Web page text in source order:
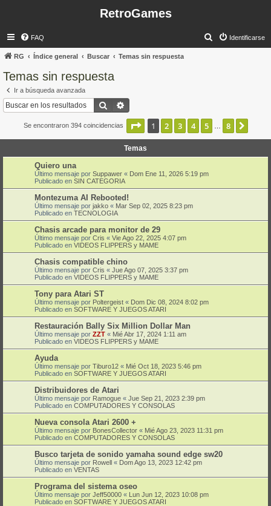
RetroGames
FAQ Identificarse
RG Índice general Buscar Temas sin respuesta
Temas sin respuesta
Ir a búsqueda avanzada
Buscar
Se encontraron 394 coincidencias Página de
1 2 3 4 5 8
Temas
Quiero una
Último mensaje por Suppawer « Dom Ene 11, 2026 5:19 pm
Publicado en SIN CATEGORIA
Montezuma AI Rebooted!
Último mensaje por jakko « Mar Sep 02, 2025 8:23 pm
Publicado en TECNOLOGIA
Chasis arcade para monitor de 29
Último mensaje por Cris « Vie Ago 22, 2025 4:07 pm
Publicado en VIDEOS FLIPPERS y MAME
Chasis compatible chino
Último mensaje por Cris « Jue Ago 07, 2025 3:37 pm
Publicado en VIDEOS FLIPPERS y MAME
Tony para Atari ST
Último mensaje por Poltergeist « Dom Dic 08, 2024 8:02 pm
Publicado en SOFTWARE Y JUEGOS ATARI
Restauración Bally Six Million Dollar Man
Último mensaje por ZZT « Mié Abr 17, 2024 1:11 am
Publicado en VIDEOS FLIPPERS y MAME
Ayuda
Último mensaje por Tiburo12 « Mié Oct 18, 2023 5:46 pm
Publicado en SOFTWARE Y JUEGOS ATARI
Distribuidores de Atari
Último mensaje por Ramogue « Jue Sep 21, 2023 2:39 pm
Publicado en COMPUTADORES Y CONSOLAS
Nueva consola Atari 2600 +
Último mensaje por BonesCollector « Mié Ago 23, 2023 11:31 pm
Publicado en COMPUTADORES Y CONSOLAS
Busco tarjeta de sonido yamaha sound edge sw20
Último mensaje por Rowell « Dom Ago 13, 2023 12:42 pm
Publicado en VENTAS
Programa del sistema oseo
Último mensaje por Jeff50000 « Lun Jun 12, 2023 10:08 pm
Publicado en SOFTWARE Y JUEGOS ATARI